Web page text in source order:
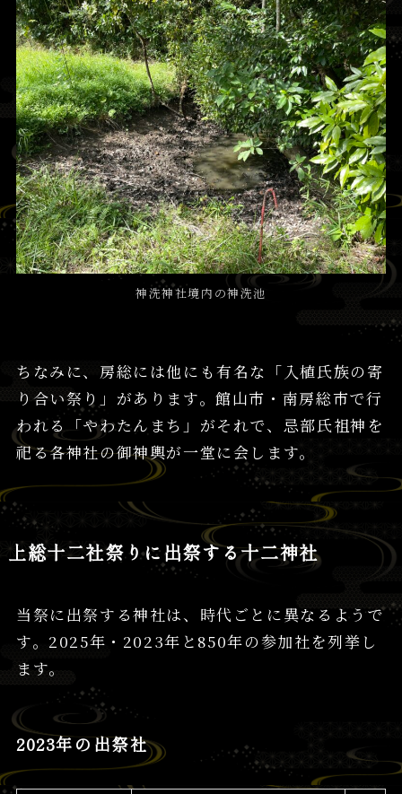
神洗神社境内の神洗池
ちなみに、房総には他にも有名な「入植氏族の寄
り合い祭り」があります。館山市・南房総市で行
われる「やわたんまち」がそれで、忌部氏祖神を
祀る各神社の御神輿が一堂に会します。
上総十二社祭りに出祭する十二神社
当祭に出祭する神社は、時代ごとに異なるようで
す。2025年・2023年と850年の参加社を列挙し
ます。
2023年の出祭社